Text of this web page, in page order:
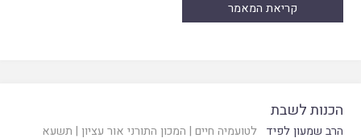
קריאת המאמר
הכנות לשבת
הרב שמעון לפיד לטועמיה חיים | המכון התורני אור עציון | תשעא